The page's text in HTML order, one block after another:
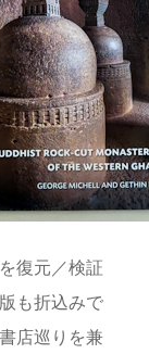
復元／検証
も折込みで
店巡りを兼